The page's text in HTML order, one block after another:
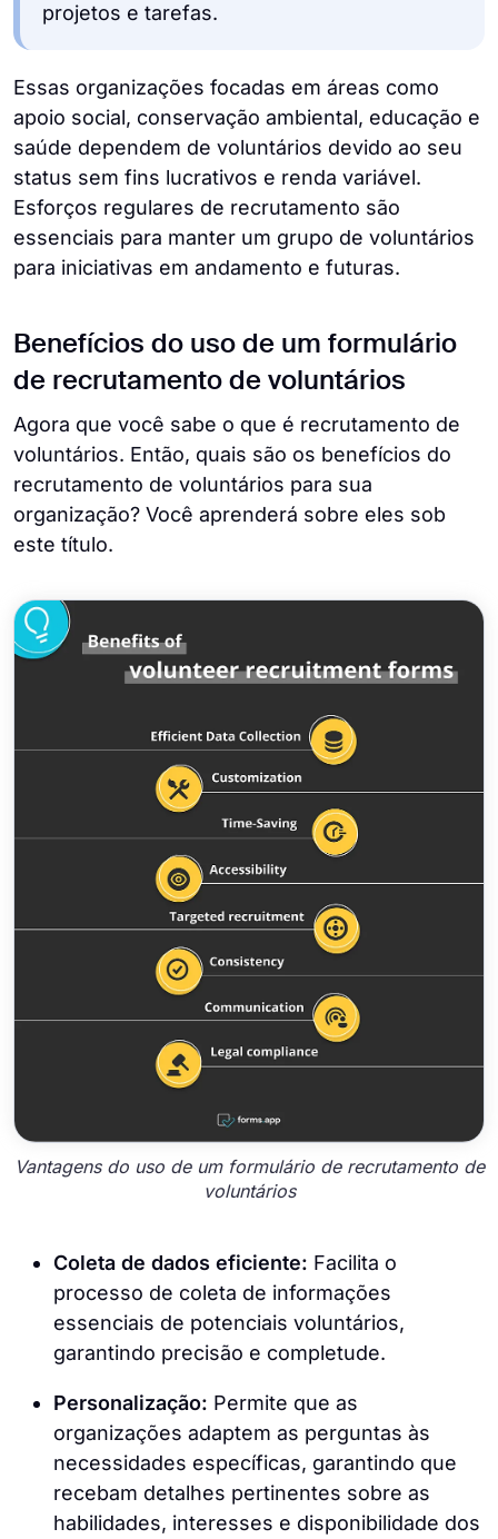
projetos e tarefas.
Essas organizações focadas em áreas como
apoio social, conservação ambiental, educação e
saúde dependem de voluntários devido ao seu
status sem fins lucrativos e renda variável.
Esforços regulares de recrutamento são
essenciais para manter um grupo de voluntários
para iniciativas em andamento e futuras.
Benefícios do uso de um formulário
de recrutamento de voluntários
Agora que você sabe o que é recrutamento de
voluntários. Então, quais são os benefícios do
recrutamento de voluntários para sua
organização? Você aprenderá sobre eles sob
este título.
Vantagens do uso de um formulário de recrutamento de
voluntários
Coleta de dados eficiente: Facilita o
processo de coleta de informações
essenciais de potenciais voluntários,
garantindo precisão e completude.
Personalização: Permite que as
organizações adaptem as perguntas às
necessidades específicas, garantindo que
recebam detalhes pertinentes sobre as
habilidades, interesses e disponibilidade dos